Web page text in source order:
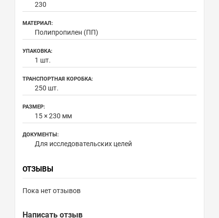
230
МАТЕРИАЛ:
Полипропилен (ПП)
УПАКОВКА:
1 шт.
ТРАНСПОРТНАЯ КОРОБКА:
250 шт.
РАЗМЕР:
15 × 230 мм
ДОКУМЕНТЫ:
Для исследовательских целей
ОТЗЫВЫ
Пока нет отзывов
Написать отзыв